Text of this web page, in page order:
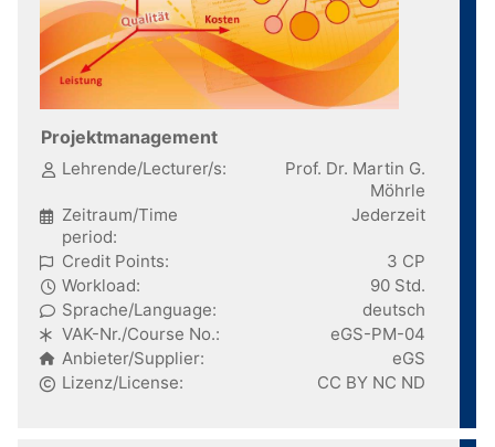
Projektmanagement
Lehrende/Lecturer/s:
Prof. Dr. Martin G.
Möhrle
Zeitraum/Time
period:
Jederzeit
Credit Points:
3 CP
Workload:
90 Std.
Sprache/Language:
deutsch
VAK-Nr./Course No.:
eGS-PM-04
Anbieter/Supplier:
eGS
Lizenz/License:
CC BY NC ND